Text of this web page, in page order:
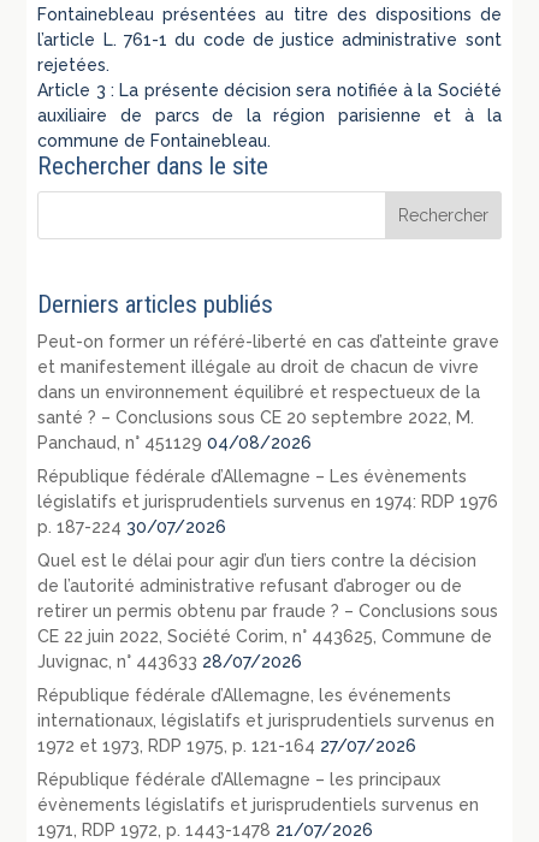
Fontainebleau présentées au titre des dispositions de
l’article L. 761-1 du code de justice administrative sont
rejetées.
Article 3 : La présente décision sera notifiée à la Société
auxiliaire de parcs de la région parisienne et à la
commune de Fontainebleau.
Rechercher dans le site
Derniers articles publiés
Peut-on former un référé-liberté en cas d’atteinte grave
et manifestement illégale au droit de chacun de vivre
dans un environnement équilibré et respectueux de la
santé ? – Conclusions sous CE 20 septembre 2022, M.
Panchaud, n° 451129 04/08/2026
République fédérale d’Allemagne – Les évènements
législatifs et jurisprudentiels survenus en 1974: RDP 1976
p. 187-224 30/07/2026
Quel est le délai pour agir d’un tiers contre la décision
de l’autorité administrative refusant d’abroger ou de
retirer un permis obtenu par fraude ? – Conclusions sous
CE 22 juin 2022, Société Corim, n° 443625, Commune de
Juvignac, n° 443633 28/07/2026
République fédérale d’Allemagne, les événements
internationaux, législatifs et jurisprudentiels survenus en
1972 et 1973, RDP 1975, p. 121-164 27/07/2026
République fédérale d’Allemagne – les principaux
évènements législatifs et jurisprudentiels survenus en
1971, RDP 1972, p. 1443-1478 21/07/2026